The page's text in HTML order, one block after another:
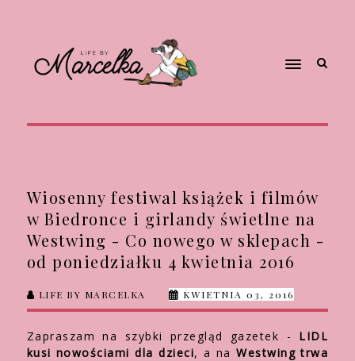
Wiosenny festiwal książek i filmów
w Biedronce i girlandy świetlne na
Westwing - Co nowego w sklepach -
od poniedziałku 4 kwietnia 2016
LIFE BY MARCELKA KWIETNIA 03, 2016
Zapraszam na szybki przegląd gazetek -
LIDL
kusi nowościami dla dzieci, a naWestwing trwa